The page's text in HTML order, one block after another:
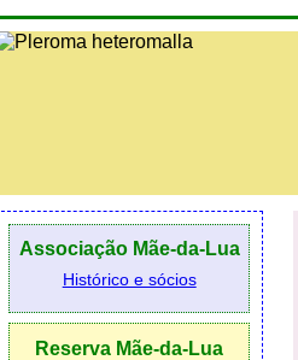
Associação Mãe-da-Lua
Histórico e sócios
Reserva Mãe-da-Lua